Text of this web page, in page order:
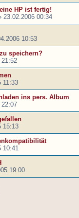
HP ist fertig!
23.02.2006 00:34
10:53
speichern?
21:52
11:33
ins pers. Album
22:07
15:13
10:41
19:00